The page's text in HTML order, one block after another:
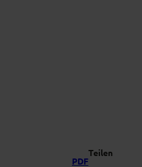
PDF
Teilen